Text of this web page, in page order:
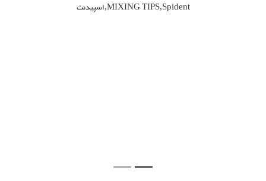
MIXING TIPS,Spident,اسپیدنت